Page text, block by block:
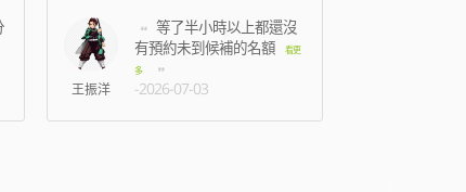
C人
準備結帳時候蟑螂跑到
身上，2名店員只是默
看更
多
-2026-07-15